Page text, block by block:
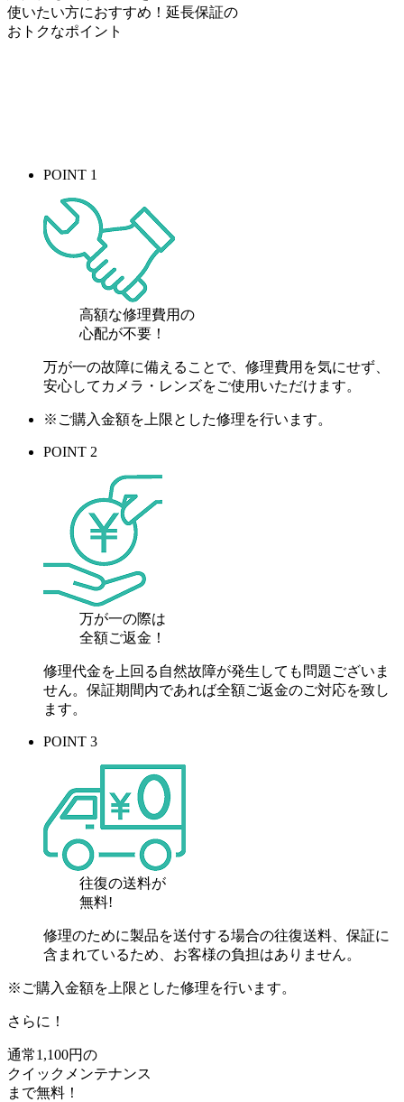
使いたい方におすすめ！ 延長保証の
おトクなポイント
POINT 1
高額な修理費用の
心配が不要！
万が一の故障に備えることで、修理費用を気にせず、
安心してカメラ・レンズをご使用いただけます。
※ご購入金額を上限とした修理を行います。
POINT 2
万が一の際は
全額ご返金！
修理代金を上回る自然故障が発生しても問題ございま
せん。保証期間内であれば全額ご返金のご対応を致し
ます。
POINT 3
往復の送料が
無料!
修理のために製品を送付する場合の往復送料、保証に
含まれているため、お客様の負担はありません。
※ご購入金額を上限とした修理を行います。
さらに！
通常1,100円の
クイックメンテナンス
まで無料 ！